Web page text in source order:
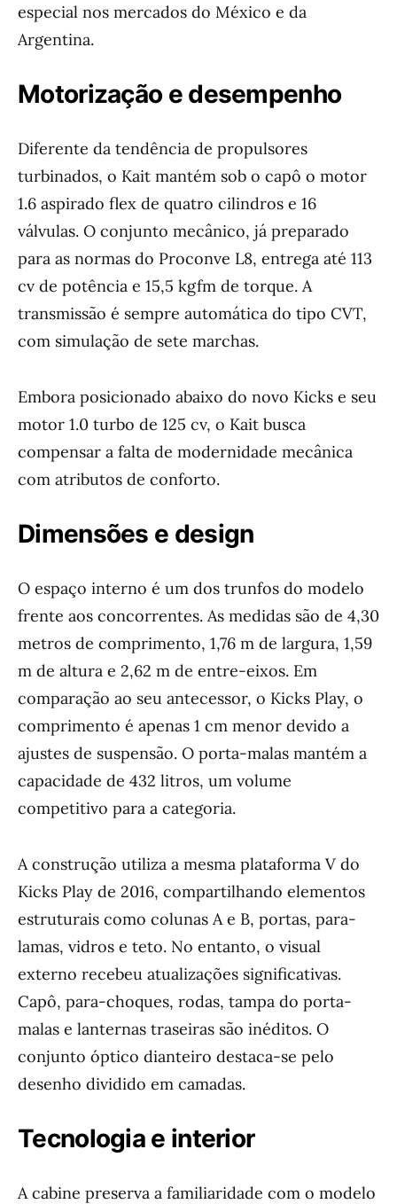
especial nos mercados do México e da
Argentina.
Motorização e desempenho
Diferente da tendência de propulsores
turbinados, o Kait mantém sob o capô o motor
1.6 aspirado flex de quatro cilindros e 16
válvulas. O conjunto mecânico, já preparado
para as normas do Proconve L8, entrega até 113
cv de potência e 15,5 kgfm de torque. A
transmissão é sempre automática do tipo CVT,
com simulação de sete marchas.
Embora posicionado abaixo do novo Kicks e seu
motor 1.0 turbo de 125 cv, o Kait busca
compensar a falta de modernidade mecânica
com atributos de conforto.
Dimensões e design
O espaço interno é um dos trunfos do modelo
frente aos concorrentes. As medidas são de 4,30
metros de comprimento, 1,76 m de largura, 1,59
m de altura e 2,62 m de entre-eixos. Em
comparação ao seu antecessor, o Kicks Play, o
comprimento é apenas 1 cm menor devido a
ajustes de suspensão. O porta-malas mantém a
capacidade de 432 litros, um volume
competitivo para a categoria.
A construção utiliza a mesma plataforma V do
Kicks Play de 2016, compartilhando elementos
estruturais como colunas A e B, portas, para-
lamas, vidros e teto. No entanto, o visual
externo recebeu atualizações significativas.
Capô, para-choques, rodas, tampa do porta-
malas e lanternas traseiras são inéditos. O
conjunto óptico dianteiro destaca-se pelo
desenho dividido em camadas.
Tecnologia e interior
A cabine preserva a familiaridade com o modelo